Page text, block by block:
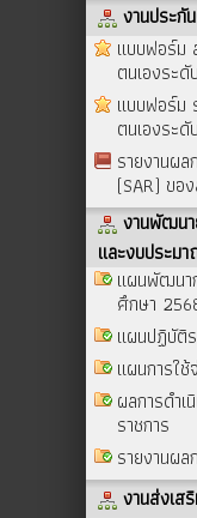
งานประ
แบบฟอร์ม
ตนเองระ
แบบฟอร์ม
ตนเองระ
รายงานผล
(SAR) ขอ
งานพัฒน
และงบประม
แผนพัฒนา
ศึกษา
แผนปฏิบัติ
แผนการใ
ผลการดำ
ราชการ
รายงานผล
งานส่งเส